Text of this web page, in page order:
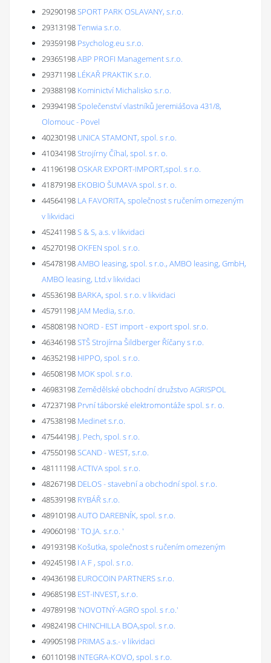
29290198SPORT PARK OSLAVANY, s.r.o.
29313198Tenwia s.r.o.
29359198 Psycholog.eu s.r.o.
29365198ABP PROFI Management s.r.o.
29371198 LÉKAŘ PRAKTIK s.r.o.
29388198 Kominictví Michalisko s.r.o.
29394198Společenství vlastníků Jeremiášova 431/8,
Olomouc - Povel
40230198 UNICA STAMONT, spol. s r.o.
41034198Strojírny Číhal, spol. s r. o.
41196198OSKAR EXPORT-IMPORT,spol. s r.o.
41879198 EKOBIO ŠUMAVA spol. s r. o.
44564198 LA FAVORITA, společnost s ručením omezeným
v likvidaci
45241198S & S, a.s. v likvidaci
45270198OKFEN spol. s r.o.
45478198AMBO leasing, spol. s r.o., AMBO leasing, GmbH,
AMBO leasing, Ltd.v likvidaci
45536198 BARKA, spol. s r.o. v likvidaci
45791198 JAM Media, s.r.o.
45808198 NORD - EST import - export spol. sr.o.
46346198STŠ Strojírna Šildberger Říčany s r.o.
46352198 HIPPO, spol. s r.o.
46508198 MOK spol. s r.o.
46983198Zemědělské obchodní družstvo AGRISPOL
47237198 První táborské elektromontáže spol. s r. o.
47538198 Medinet s.r.o.
47544198 J. Pech, spol. s r.o.
47550198SCAND - WEST, s.r.o.
48111198ACTIVA spol. s r.o.
48267198 DELOS - stavební a obchodní spol. s r.o.
48539198 RYBÁŘ s.r.o.
48910198AUTO DAREBNÍK, spol. s r.o.
49060198' TO.JA. s.r.o. '
49193198 Košutka, společnost s ručením omezeným
49245198 I A F , spol. s r.o.
49436198 EUROCOIN PARTNERS s.r.o.
49685198 EST-INVEST, s.r.o.
49789198'NOVOTNÝ-AGRO spol. s r.o.'
49824198CHINCHILLA BOA,spol. s r.o.
49905198 PRIMAS a.s.- v likvidaci
60110198 INTEGRA-KOVO, spol. s r.o.